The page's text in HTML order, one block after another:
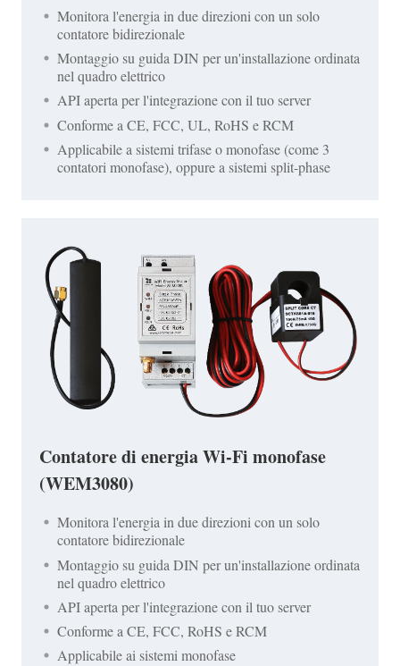
Monitora l'energia in due direzioni con un solo
contatore bidirezionale
Montaggio su guida DIN per un'installazione ordinata
nel quadro elettrico
API aperta per l'integrazione con il tuo server
Conforme a CE, FCC, UL, RoHS e RCM
Applicabile a sistemi trifase o monofase (come 3
contatori monofase), oppure a sistemi split-phase
Contatore di energia Wi-Fi monofase
(WEM3080)
Monitora l'energia in due direzioni con un solo
contatore bidirezionale
Montaggio su guida DIN per un'installazione ordinata
nel quadro elettrico
API aperta per l'integrazione con il tuo server
Conforme a CE, FCC, RoHS e RCM
Applicabile ai sistemi monofase